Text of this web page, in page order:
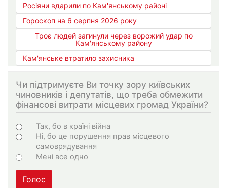
Росіяни вдарили по Кам'янському районі
Гороскоп на 6 серпня 2026 року
Троє людей загинули через ворожий удар по
Кам'янському району
Кам'янське втратило захисника
Чи підтримуєте Ви точку зору київських
чиновників і депутатів, що треба обмежити
фінансові витрати місцевих громад України?
Варіанти
Так, бо в країні війна
Ні, бо це порушення прав місцевого
самоврядування
Мені все одно
Голос